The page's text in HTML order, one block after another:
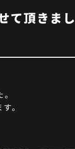
て頂きまし
。